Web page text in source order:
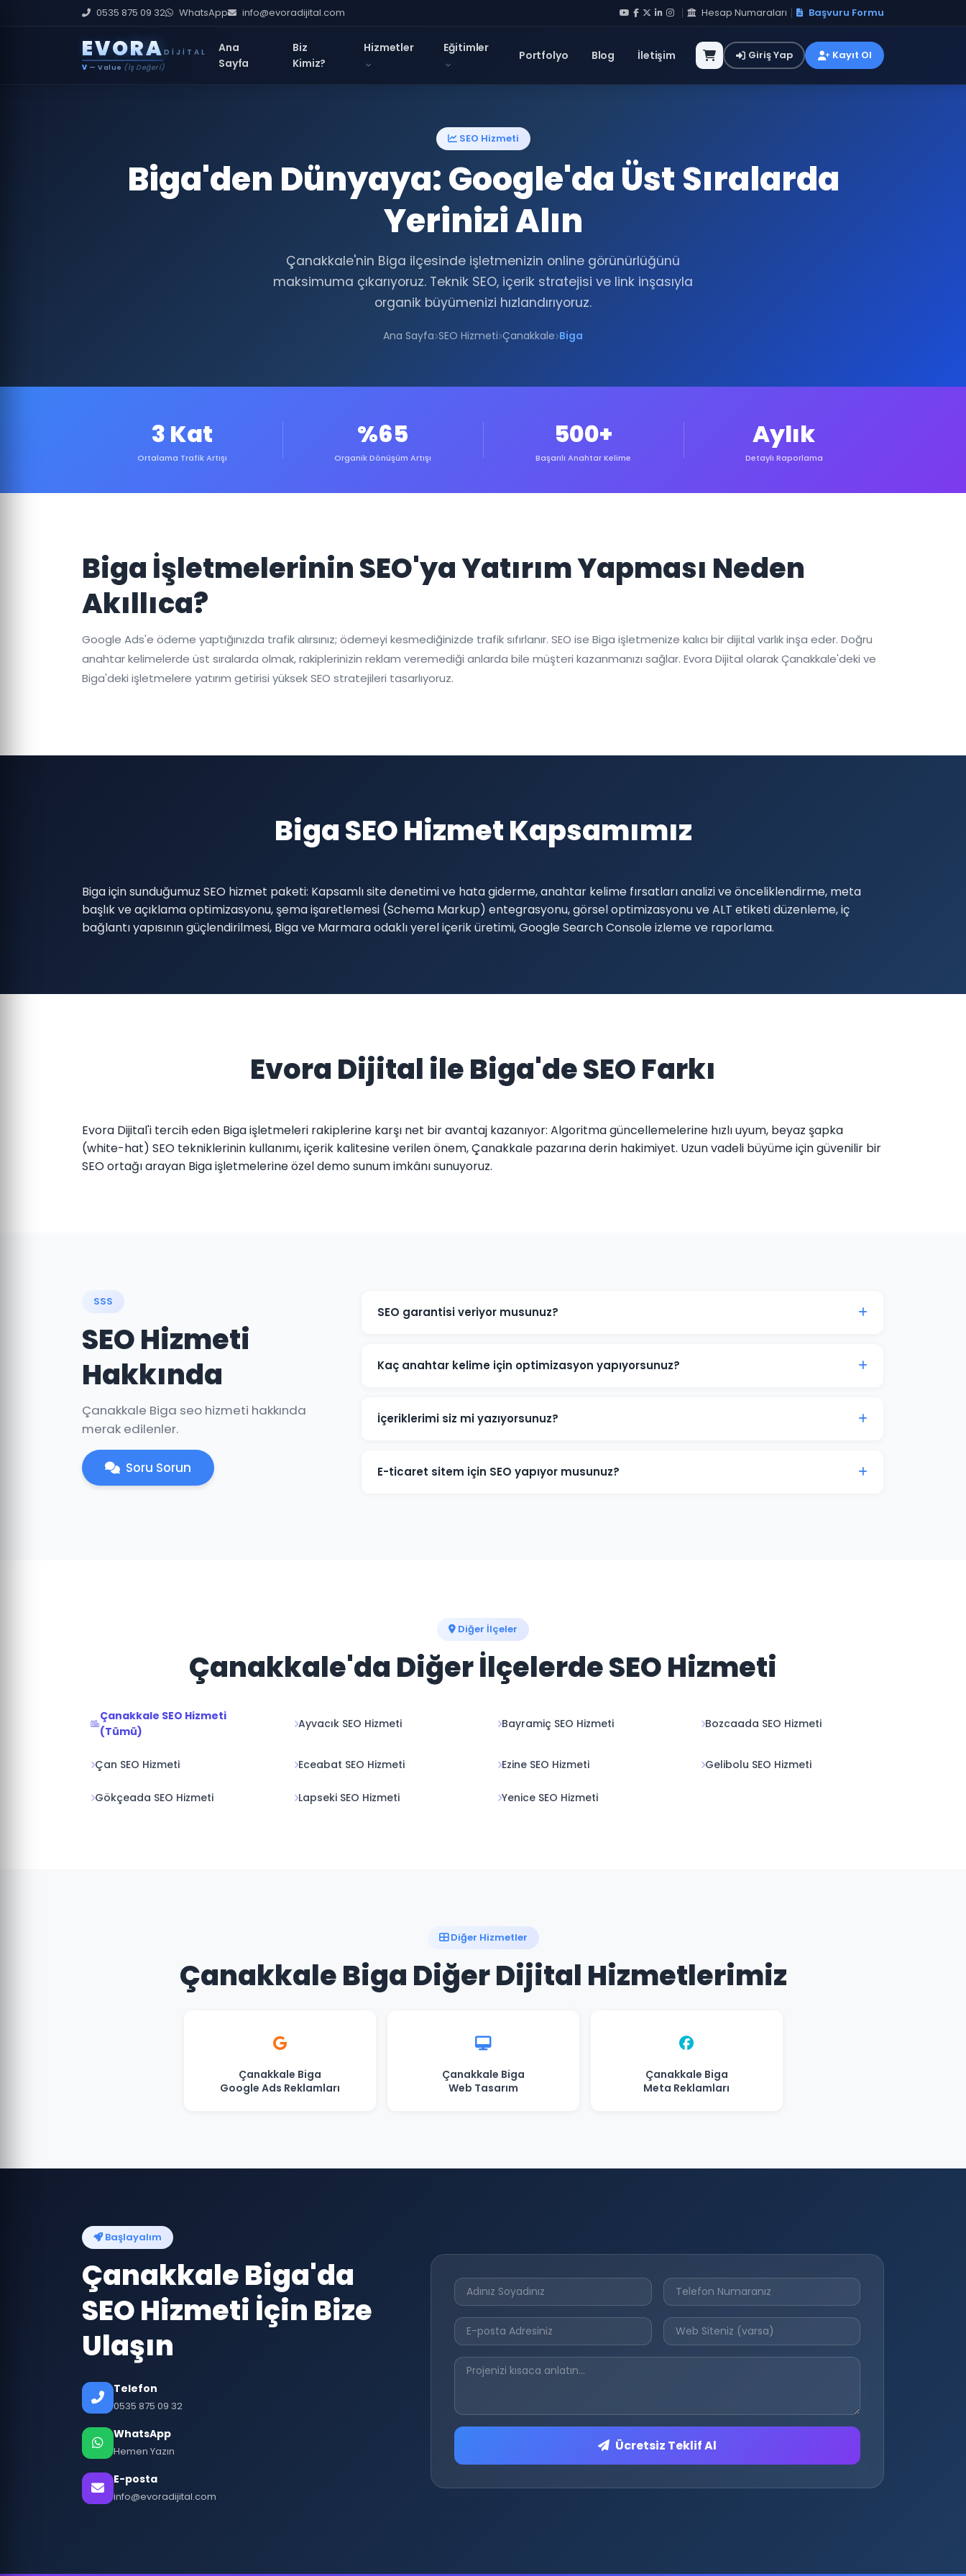
0535 875 09 32 WhatsApp info@evoradijital.com Hesap Numaraları Başvuru Formu
EVORA DIJITAL
V — Value (İş Değeri)
Ana
Sayfa
Biz
Kimiz?
Hizmetler Eğitimler
Portfolyo Blog İletişim Giriş Yap Kayıt Ol
SEO Hizmeti
Biga'den Dünyaya: Google'da Üst Sıralarda
Yerinizi Alın
Çanakkale'nin Biga ilçesinde işletmenizin online görünürlüğünü
maksimuma çıkarıyoruz. Teknik SEO, içerik stratejisi ve link inşasıyla
organik büyümenizi hızlandırıyoruz.
Ana Sayfa SEO Hizmeti Çanakkale Biga
3 Kat
Ortalama Trafik Artışı
%65
Organik Dönüşüm Artışı
500+
Başarılı Anahtar Kelime
Aylık
Detaylı Raporlama
Biga İşletmelerinin SEO'ya Yatırım Yapması Neden
Akıllıca?
Google Ads'e ödeme yaptığınızda trafik alırsınız; ödemeyi kesmediğinizde trafik sıfırlanır. SEO ise Biga işletmenize kalıcı bir dijital varlık inşa eder. Doğru
anahtar kelimelerde üst sıralarda olmak, rakiplerinizin reklam veremediği anlarda bile müşteri kazanmanızı sağlar. Evora Dijital olarak Çanakkale'deki ve
Biga'deki işletmelere yatırım getirisi yüksek SEO stratejileri tasarlıyoruz.
Biga SEO Hizmet Kapsamımız
Biga için sunduğumuz SEO hizmet paketi: Kapsamlı site denetimi ve hata giderme, anahtar kelime fırsatları analizi ve önceliklendirme, meta
başlık ve açıklama optimizasyonu, şema işaretlemesi (Schema Markup) entegrasyonu, görsel optimizasyonu ve ALT etiketi düzenleme, iç
bağlantı yapısının güçlendirilmesi, Biga ve Marmara odaklı yerel içerik üretimi, Google Search Console izleme ve raporlama.
Evora Dijital ile Biga'de SEO Farkı
Evora Dijital'i tercih eden Biga işletmeleri rakiplerine karşı net bir avantaj kazanıyor: Algoritma güncellemelerine hızlı uyum, beyaz şapka
(white-hat) SEO tekniklerinin kullanımı, içerik kalitesine verilen önem, Çanakkale pazarına derin hakimiyet. Uzun vadeli büyüme için güvenilir bir
SEO ortağı arayan Biga işletmelerine özel demo sunum imkânı sunuyoruz.
SSS
SEO Hizmeti
Hakkında
Çanakkale Biga seo hizmeti hakkında
merak edilenler.
Soru Sorun
SEO garantisi veriyor musunuz?
Google'ın algoritmalarına bağlıdır. Ancak Biga projelerimizde şeffaf hedefler koyuyor ve bu
hedeflere ulaşmak için tüm çabamızı sarf ediyoruz.
Kaç anahtar kelime için optimizasyon yapıyorsunuz?
büyüklüğüne göre 20-200+ anahtar kelime hedeflenebilir. Önce en değerli ve ulaşılabilir
kelimelere odaklanıyoruz.
İçeriklerimi siz mi yazıyorsunuz?
İçeriklerimiz hem okuyucuya hem de Google'a hitap edecek şekilde kurgulanır.
E-ticaret sitem için SEO yapıyor musunuz?
Diğer İlçeler
Çanakkale'da Diğer İlçelerde SEO Hizmeti
Çanakkale SEO Hizmeti
(Tümü)
Ayvacık SEO Hizmeti Bayramiç SEO Hizmeti Bozcaada SEO Hizmeti
Çan SEO Hizmeti Eceabat SEO Hizmeti Ezine SEO Hizmeti Gelibolu SEO Hizmeti
Gökçeada SEO Hizmeti Lapseki SEO Hizmeti Yenice SEO Hizmeti
Diğer Hizmetler
Çanakkale Biga Diğer Dijital Hizmetlerimiz
Çanakkale Biga
Google Ads Reklamları
Çanakkale Biga
Web Tasarım
Çanakkale Biga
Meta Reklamları
Başlayalım
Çanakkale Biga'da
SEO Hizmeti İçin Bize
Ulaşın
Telefon
0535 875 09 32
WhatsApp
Hemen Yazın
E-posta
info@evoradijital.com
Ücretsiz Teklif Al